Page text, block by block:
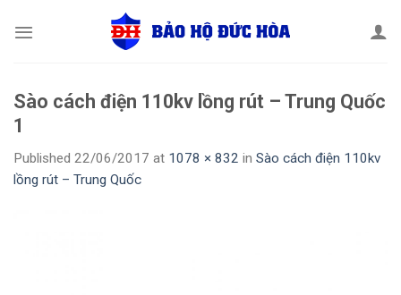
Sào cách điện 110kv lồng rút – Trung Quốc
1
Published 22/06/2017 at 1078 × 832 in Sào cách điện 110kv
lồng rút – Trung Quốc